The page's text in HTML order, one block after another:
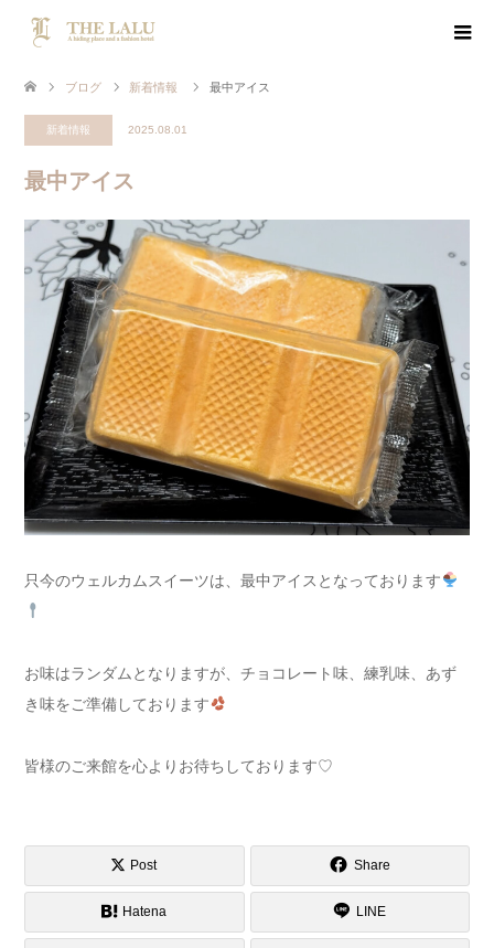
ブログ 新着情報 最中アイス
新着情報 2025.08.01
最中アイス
只今のウェルカムスイーツは、最中アイスとなっております
お味はランダムとなりますが、チョコレート味、練乳味、あず
き味をご準備しております
皆様のご来館を心よりお待ちしております♡
Post Share
Hatena LINE